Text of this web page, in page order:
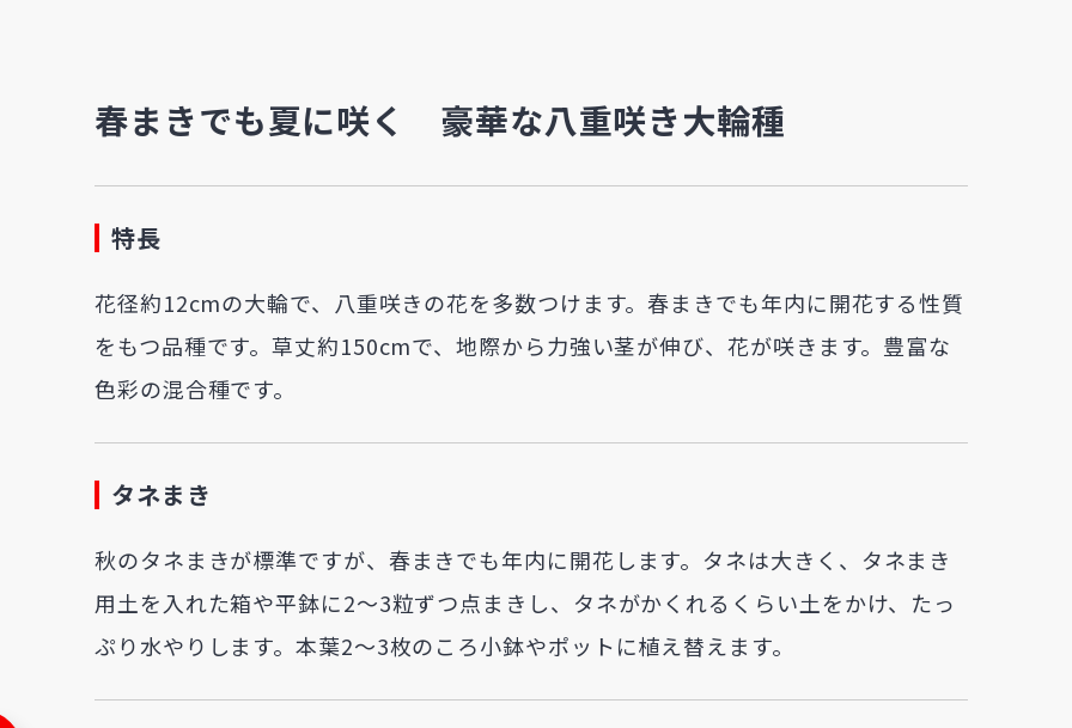
春まきでも夏に咲く 豪華な八重咲き大輪種
特長
花径約12cmの大輪で、八重咲きの花を多数つけます。春まきでも年内に開花する性質
をもつ品種です。草丈約150cmで、地際から力強い茎が伸び、花が咲きます。豊富な
色彩の混合種です。
タネまき
秋のタネまきが標準ですが、春まきでも年内に開花します。タネは大きく、タネまき
用土を入れた箱や平鉢に2～3粒ずつ点まきし、タネがかくれるくらい土をかけ、たっ
ぷり水やりします。本葉2～3枚のころ小鉢やポットに植え替えます。